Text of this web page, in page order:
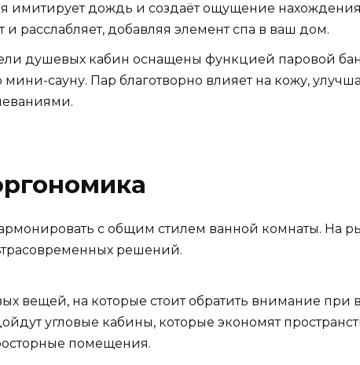
имитирует дождь и создаёт ощущение
расслабляет, добавляя элемент спа в ваш дом.
душевых кабин оснащены функцией паровой
сауну. Пар благотворно влияет на кожу,
с общим стилем ванной комнаты. На
решений.
вещей, на которые стоит обратить внимание при
угловые кабины, которые экономят
помещения.